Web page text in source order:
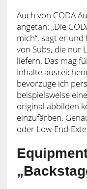
Auch von CODA
angetan: „Die
mich“, sagt er
von Subs, die nur
liefern. Das mag
Inhalte
bevorzuge ich
beispielsweise
original abbilden
einzufärben.
oder Low-End-